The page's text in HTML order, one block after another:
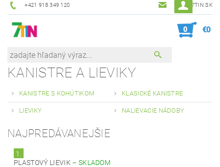
+421 918 349 120 7TIN@7TIN.SK
0 €0
KANISTRE A LIEVIKY
KANISTRE S KOHÚTIKOM KLASICKÉ KANISTRE
LIEVIKY NALIEVACIE NÁDOBY
NAJPREDÁVANEJŠIE
1.
PLASTOVÝ LIEVIK – SKLADOM